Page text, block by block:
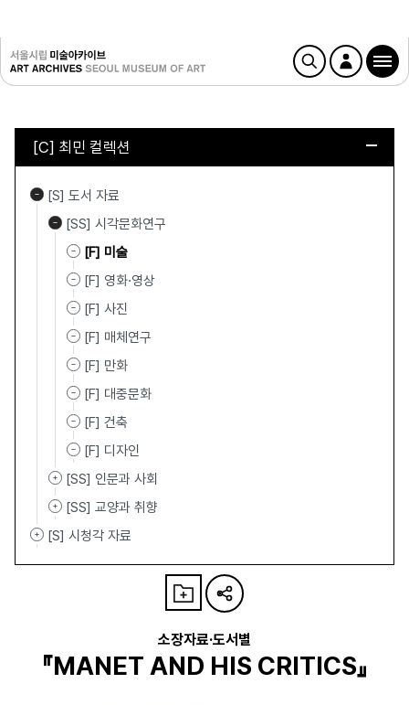
[C] 최민 컬렉션
[S] 도서 자료
[SS] 시각문화연구
[F] 미술
[F] 영화·영상
[F] 사진
[F] 매체연구
[F] 만화
[F] 대중문화
[F] 건축
[F] 디자인
[SS] 인문과 사회
[SS] 교양과 취향
[S] 시청각 자료
소장자료·도서별
『MANET AND HIS CRITICS』